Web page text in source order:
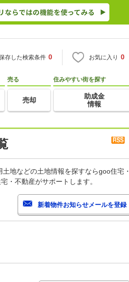
存した検索条件 0 お気に入り 0
売る
売却
住みやすい街を探す
助成金
情報
地などの土地情報を探すならgoo住宅・
・不動産がサポートします。